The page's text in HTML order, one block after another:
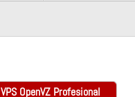
VPS OpenVZ Profesional